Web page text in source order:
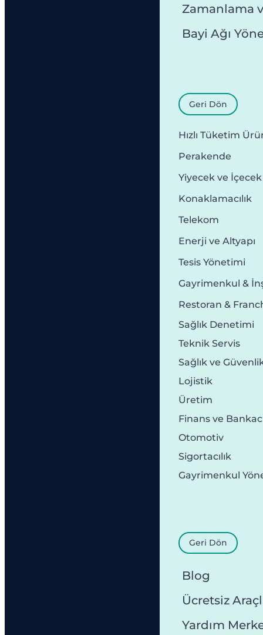
Zamanlama
Bayi Ağı
Geri Dön
Hızlı Tüketim
Perakende
Yiyecek ve İçecek
Konaklamacılık
Telekom
Enerji ve Altyapı
Tesis Yönetimi
Gayrimenkul &
Restoran &
Sağlık Denetimi
Teknik Servis
Sağlık ve
Lojistik
Üretim
Finans ve
Otomotiv
Sigortacılık
Gayrimenkul
Geri Dön
Blog
Ücretsiz
Yardım